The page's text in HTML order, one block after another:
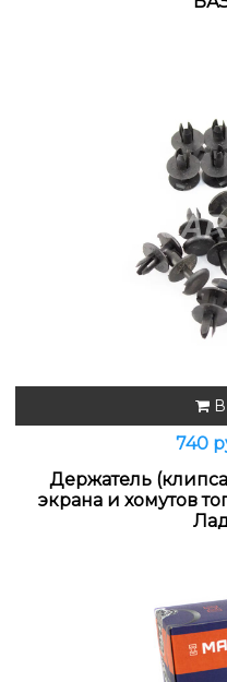
В
740
Держатель
экрана и хомутов